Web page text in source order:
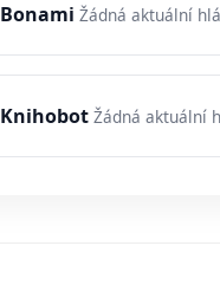
Bonami Žádná aktuální
Knihobot Žádná aktuální